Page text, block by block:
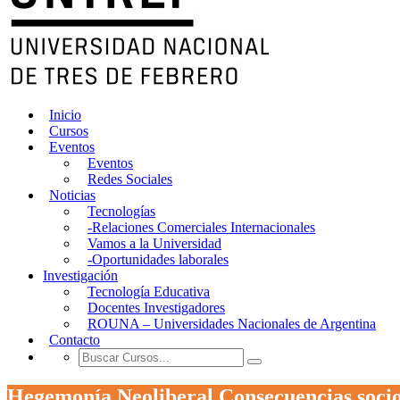
Inicio
Cursos
Eventos
Eventos
Redes Sociales
Noticias
Tecnologías
-Relaciones Comerciales Internacionales
Vamos a la Universidad
-Oportunidades laborales
Investigación
Tecnología Educativa
Docentes Investigadores
ROUNA – Universidades Nacionales de Argentina
Contacto